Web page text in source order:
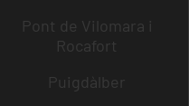
Pont de Vilomara i
Rocafort
Puigdàlber